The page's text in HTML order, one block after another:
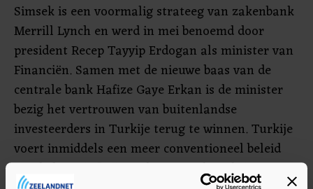
Simsek is een voormalig strateeg van zakenbank
Merrill Lynch en werd in mei benoemd door
president Recep Tayyip Erdogan als minister van
Financiën. Samen met de nieuwe baas van de
centrale bank Hafize Gaye Erkan is de minister
bezig het vertrouwen van buitenlandse
investeerders in Turkije terug te winnen. Turkije
voert inmiddels een meer conventioneel beleid
om de hoge inflatie onder controle te krijgen.